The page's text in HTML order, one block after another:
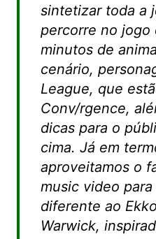
sintetizar toda a
percorre no jogo
minutos de
cenário,
League, que
Conv/rgence,
dicas para o
cima. Já em
aproveitamos o
music video
diferente ao
Warwick,